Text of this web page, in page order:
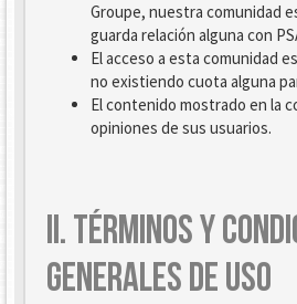
Groupe, nuestra comunidad
guarda relación alguna con
El acceso a esta comunidad
no existiendo cuota alguna
El contenido mostrado en la
opiniones de sus usuarios.
II. TÉRMINOS Y
GENERALES DE USO